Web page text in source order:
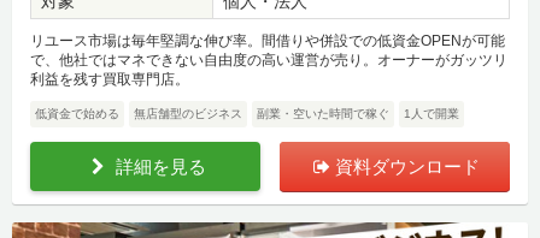
リユース市場は毎年堅調な伸び率。間借りや併設での低資金OPENが可能
で、他社ではマネできない自由度の高い運営が売り。オーナーがガッツリ
利益を残す買取専門店。
低資金で始める 無店舗型のビジネス 副業・空いた時間で稼ぐ 1人で開業
詳細を見る 資料ダウンロード